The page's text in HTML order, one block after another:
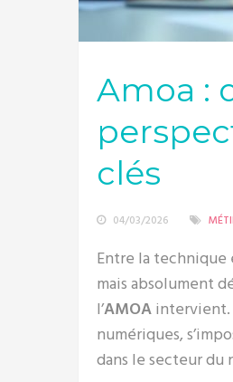
Amoa :
clés
04/03/2026
Entre la technique
mais absolument
l’AMOAintervient.
numériques,
dans le secteur du